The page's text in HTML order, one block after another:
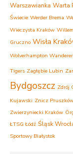
Warszawianka Warta
Świecie Werder Brema
Wieczysta Kraków
Gruczno Wisła
Wolverhampton
Tigers Zagłębie Lubin
Bydgoszcz Zdrój
Kujawski Znicz
Zwierzyniecki Kraków
ŁTSG Łódź Śląsk
Sportowy Białystok